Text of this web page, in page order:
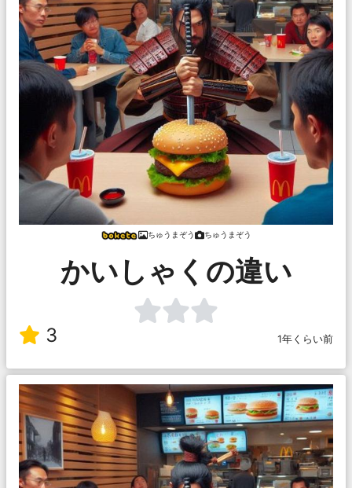
ちゅうまぞう ちゅうまぞう
かいしゃくの違い
3 1年くらい前